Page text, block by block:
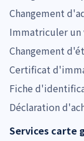
Changement
Immatriculer un
Changement
Certificat
Fiche
Déclaration
Services carte